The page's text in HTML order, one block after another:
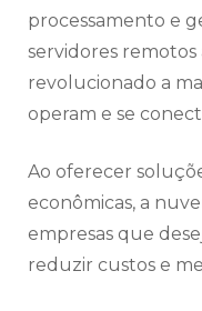
processamento e
servidores
revolucionado a
operam e se
Ao oferecer
econômicas, a
empresas que
reduzir custos e